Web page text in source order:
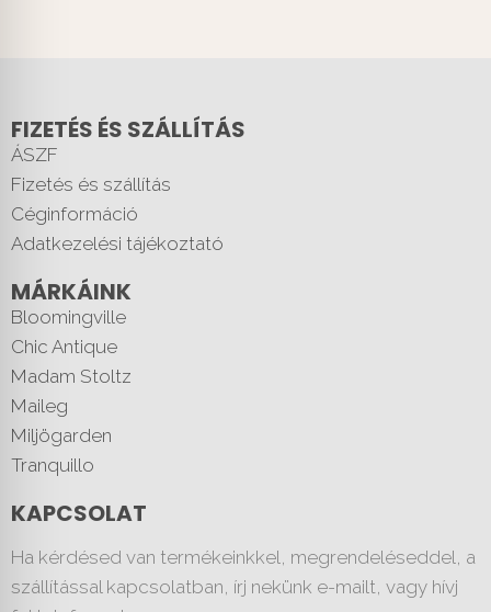
FIZETÉS ÉS SZÁLLÍTÁS
ÁSZF
Fizetés és szállítás
Céginformáció
Adatkezelési tájékoztató
MÁRKÁINK
Bloomingville
Chic Antique
Madam Stoltz
Maileg
Miljögarden
Tranquillo
KAPCSOLAT
Ha kérdésed van termékeinkkel, megrendeléseddel, a
szállítással kapcsolatban, írj nekünk e-mailt, vagy hívj